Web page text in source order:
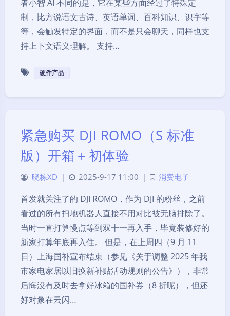
者小智 AI 不同的是，它在某些方面经过了特殊定
制，比方说语文古诗、英语单词、百科知识、识字等
等，会触发特定的界面，而不是只会聊天，同样也支
持上下文语义理解。 支持…
硬件产品
紧急购买 DJI ROMO（S 标准
版）开箱＋初体验
晓栋XD | 2025-9-17 11:00 | 消费电子
首发就关注了的 DJI ROMO，作为 DJI 的粉丝，之前
看过的所有扫地机器人直接不用对比被无脑排除了。
当时一直打算慢点等到双十一再入手，毕竟装修好的
新家打算年底再入住。 但是，在上周四（9 月 11
日）上海国补宣布结束（参见《关于调整 2025 年我
市家电家居以旧换新补贴活动规则的公告》），非常
后悔没有及时去拿好冰箱的国补券（8 折呢），但还
好对象在云闪…